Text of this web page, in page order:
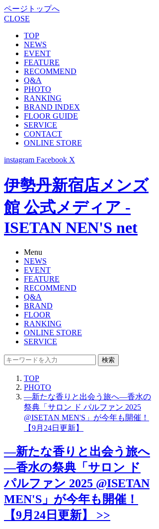
ページトップへ
CLOSE
TOP
NEWS
EVENT
FEATURE
RECOMMEND
Q&A
PHOTO
RANKING
BRAND INDEX
FLOOR GUIDE
SERVICE
CONTACT
ONLINE STORE
instagram Facebook X
伊勢丹新宿店メンズ
館 公式メディア -
ISETAN NEN'S net
Menu
NEWS
EVENT
FEATURE
RECOMMEND
Q&A
BRAND
FLOOR
RANKING
ONLINE STORE
SERVICE
検索
TOP
PHOTO
―新たな香りと出会う旅へ―香水の
祭典「サロン ド パルファン 2025
@ISETAN MEN'S」が今年も開催！
【9月24日更新】
―新たな香りと出会う旅へ
―香水の祭典「サロン ド
パルファン 2025 @ISETAN
MEN'S」が今年も開催！
【9月24日更新】 >>